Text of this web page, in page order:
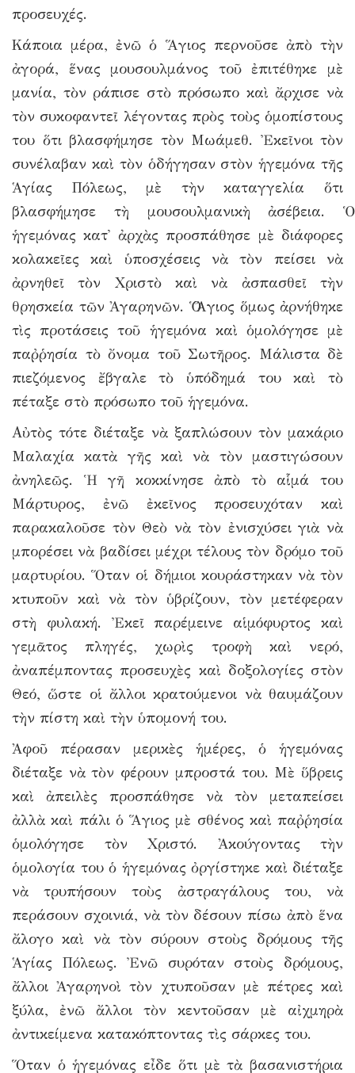
προσευχές.
Κάποια μέρα, ἐνῶ ὁ Ἅγιος περνοῦσε ἀπὸ τὴν
ἀγορά, ἕνας μουσουλμάνος τοῦ ἐπιτέθηκε μὲ
μανία, τὸν ράπισε στὸ πρόσωπο καὶ ἄρχισε νὰ
τὸν συκοφαντεῖ λέγοντας πρὸς τοὺς ὁμοπίστους
του ὅτι βλασφήμησε τὸν Μωάμεθ. Ἐκεῖνοι τὸν
συνέλαβαν καὶ τὸν ὁδήγησαν στὸν ἡγεμόνα τῆς
Ἁγίας Πόλεως, μὲ τὴν καταγγελία ὅτι
βλασφήμησε τὴ μουσουλμανικὴ ἀσέβεια. Ὁ
ἡγεμόνας κατ᾿ ἀρχὰς προσπάθησε μὲ διάφορες
κολακεῖες καὶ ὑποσχέσεις νὰ τὸν πείσει νὰ
ἀρνηθεῖ τὸν Χριστὸ καὶ νὰ ἀσπασθεῖ τὴν
θρησκεία τῶν Ἀγαρηνῶν. Ὁ Ἅγιος ὅμως ἀρνήθηκε
τὶς προτάσεις τοῦ ἡγεμόνα καὶ ὁμολόγησε μὲ
παῤῥησία τὸ ὄνομα τοῦ Σωτῆρος. Μάλιστα δὲ
πιεζόμενος ἔβγαλε τὸ ὑπόδημά του καὶ τὸ
πέταξε στὸ πρόσωπο τοῦ ἡγεμόνα.
Αὐτὸς τότε διέταξε νὰ ξαπλώσουν τὸν μακάριο
Μαλαχία κατὰ γῆς καὶ νὰ τὸν μαστιγώσουν
ἀνηλεῶς. Ἡ γῆ κοκκίνησε ἀπὸ τὸ αἷμά του
Μάρτυρος, ἐνῶ ἐκεῖνος προσευχόταν καὶ
παρακαλοῦσε τὸν Θεὸ νὰ τὸν ἐνισχύσει γιὰ νὰ
μπορέσει νὰ βαδίσει μέχρι τέλους τὸν δρόμο τοῦ
μαρτυρίου. Ὅταν οἱ δήμιοι κουράστηκαν νὰ τὸν
κτυποῦν καὶ νὰ τὸν ὑβρίζουν, τὸν μετέφεραν
στὴ φυλακή. Ἐκεῖ παρέμεινε αἱμόφυρτος καὶ
γεμᾶτος πληγές, χωρὶς τροφὴ καὶ νερό,
ἀναπέμποντας προσευχὲς καὶ δοξολογίες στὸν
Θεό, ὥστε οἱ ἄλλοι κρατούμενοι νὰ θαυμάζουν
τὴν πίστη καὶ τὴν ὑπομονή του.
Ἀφοῦ πέρασαν μερικὲς ἡμέρες, ὁ ἡγεμόνας
διέταξε νὰ τὸν φέρουν μπροστά του. Μὲ ὕβρεις
καὶ ἀπειλὲς προσπάθησε νὰ τὸν μεταπείσει
ἀλλὰ καὶ πάλι ὁ Ἅγιος μὲ σθένος καὶ παῤῥησία
ὁμολόγησε τὸν Χριστό. Ἀκούγοντας τὴν
ὁμολογία του ὁ ἡγεμόνας ὀργίστηκε καὶ διέταξε
νὰ τρυπήσουν τοὺς ἀστραγάλους του, νὰ
περάσουν σχοινιά, νὰ τὸν δέσουν πίσω ἀπὸ ἕνα
ἄλογο καὶ νὰ τὸν σύρουν στοὺς δρόμους τῆς
Ἁγίας Πόλεως. Ἐνῶ συρόταν στοὺς δρόμους,
ἄλλοι Ἀγαρηνοὶ τὸν χτυποῦσαν μὲ πέτρες καὶ
ξύλα, ἐνῶ ἄλλοι τὸν κεντοῦσαν μὲ αἰχμηρὰ
ἀντικείμενα κατακόπτοντας τὶς σάρκες του.
Ὅταν ὁ ἡγεμόνας εἶδε ὅτι μὲ τὰ βασανιστήρια